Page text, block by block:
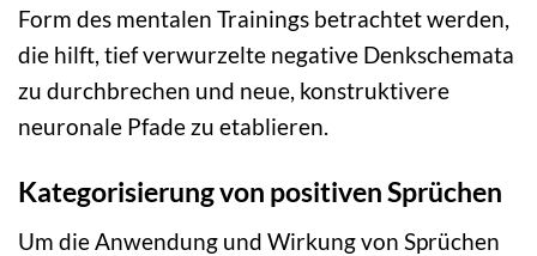
Form des mentalen Trainings betrachtet werden,
die hilft, tief verwurzelte negative Denkschemata
zu durchbrechen und neue, konstruktivere
neuronale Pfade zu etablieren.
Kategorisierung von positiven Sprüchen
Um die Anwendung und Wirkung von Sprüchen